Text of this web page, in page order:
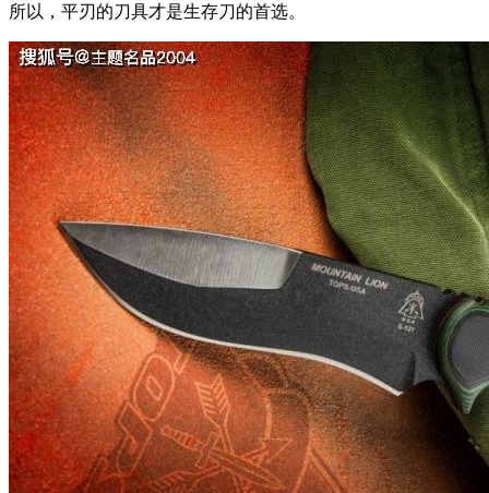
所以，平刃的刀具才是生存刀的首选。